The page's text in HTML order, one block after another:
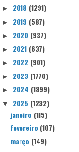
► 2018 (1291)
► 2019 (587)
► 2020 (937)
► 2021 (637)
► 2022 (901)
► 2023 (1770)
► 2024 (1899)
▼ 2025 (1232)
janeiro (115)
fevereiro (107)
março (149)